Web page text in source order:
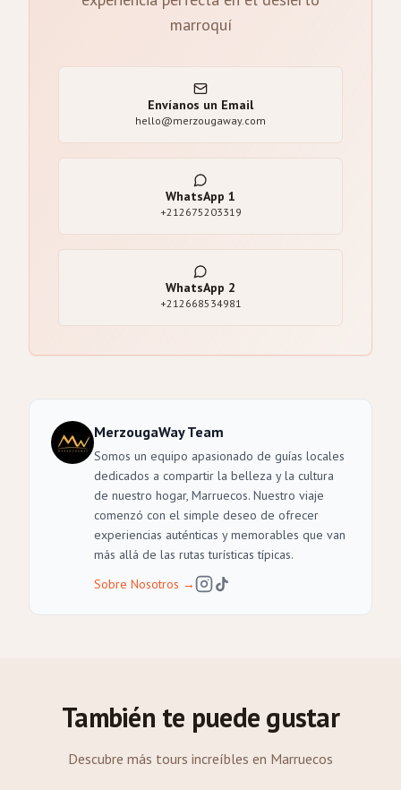
marroquí
Envíanos un Email
hello@merzougaway.com
WhatsApp 1
+212675203319
WhatsApp 2
+212668534981
MerzougaWay Team
Somos un equipo apasionado de guías locales
dedicados a compartir la belleza y la cultura
de nuestro hogar, Marruecos. Nuestro viaje
comenzó con el simple deseo de ofrecer
experiencias auténticas y memorables que van
más allá de las rutas turísticas típicas.
Sobre Nosotros →
También te puede gustar
Descubre más tours increíbles en Marruecos